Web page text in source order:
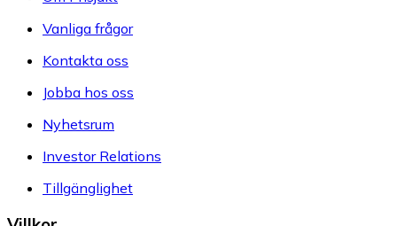
Vanliga frågor
Kontakta oss
Jobba hos oss
Nyhetsrum
Investor Relations
Tillgänglighet